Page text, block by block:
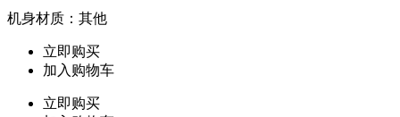
机身材质：其他
立即购买
加入购物车
立即购买